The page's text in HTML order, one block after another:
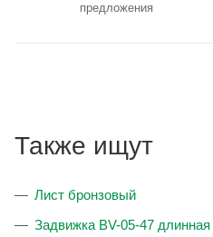
предложения
Также ищут
Лист бронзовый
Задвижка BV-05-47